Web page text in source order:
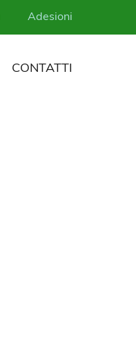
Adesioni
CONTATTI